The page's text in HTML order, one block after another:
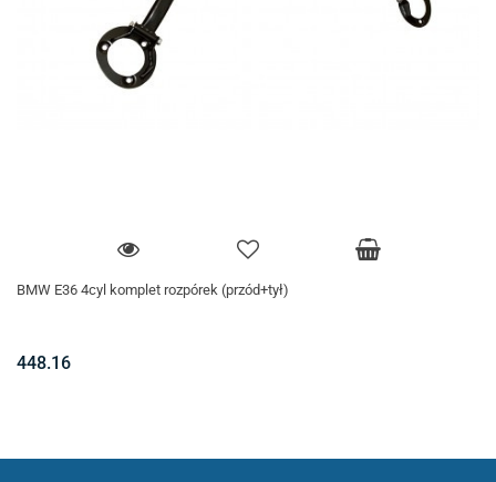
BMW E36 4cyl komplet rozpórek (przód+tył)
448.16